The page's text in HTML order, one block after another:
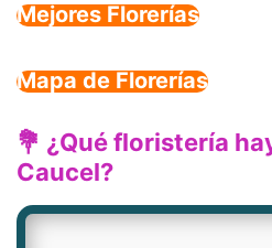
Mejores Florerías
Mapa de Florerías
💐 ¿Qué floristería
Caucel?